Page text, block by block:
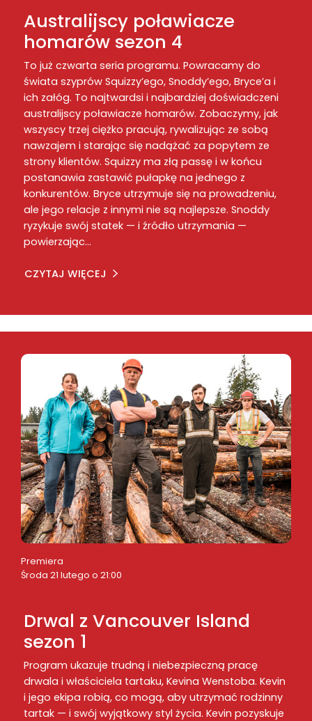
Australijscy poławiacze
homarów sezon 4
To już czwarta seria programu. Powracamy do
świata szyprów Squizzy’ego, Snoddy’ego, Bryce’a i
ich załóg. To najtwardsi i najbardziej doświadczeni
australijscy poławiacze homarów. Zobaczymy, jak
wszyscy trzej ciężko pracują, rywalizując ze sobą
nawzajem i starając się nadążać za popytem ze
strony klientów. Squizzy ma złą passę i w końcu
postanawia zastawić pułapkę na jednego z
konkurentów. Bryce utrzymuje się na prowadzeniu,
ale jego relacje z innymi nie są najlepsze. Snoddy
ryzykuje swój statek — i źródło utrzymania —
powierzając…
CZYTAJ WIĘCEJ
Premiera
Środa 21 lutego o 21:00
Drwal z Vancouver Island
sezon 1
Program ukazuje trudną i niebezpieczną pracę
drwala i właściciela tartaku, Kevina Wenstoba. Kevin
i jego ekipa robią, co mogą, aby utrzymać rodzinny
tartak — i swój wyjątkowy styl życia. Kevin pozyskuje